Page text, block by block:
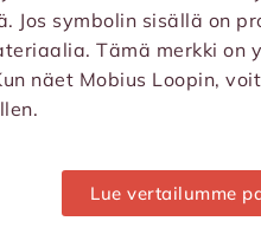
Jos symbolin sisällä on
Tämä merkki on
näet Mobius Loopin,
Lue vertailumme